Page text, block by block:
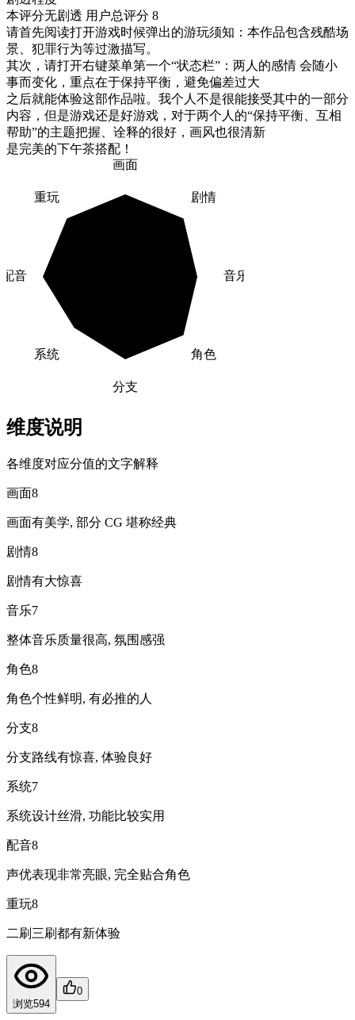
本评分无剧透 用户总评分 8
请首先阅读打开游戏时候弹出的游玩须知：本作品包含残酷场
景、犯罪行为等过激描写。
其次，请打开右键菜单第一个“状态栏”：两人的感情 会随小
事而变化，重点在于保持平衡，避免偏差过大
之后就能体验这部作品啦。我个人不是很能接受其中的一部分
内容，但是游戏还是好游戏，对于两个人的“保持平衡、互相
帮助”的主题把握、诠释的很好，画风也很清新
是完美的下午茶搭配！
画面
剧情
音乐
角色
分支
系统
配音
重玩
维度说明
各维度对应分值的文字解释
画面8
画面有美学, 部分 CG 堪称经典
剧情8
剧情有大惊喜
音乐7
整体音乐质量很高, 氛围感强
角色8
角色个性鲜明, 有必推的人
分支8
分支路线有惊喜, 体验良好
系统7
系统设计丝滑, 功能比较实用
配音8
声优表现非常亮眼, 完全贴合角色
重玩8
二刷三刷都有新体验
浏览594
0